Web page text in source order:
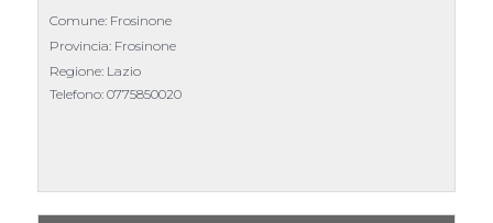
Comune: Frosinone
Provincia: Frosinone
Regione: Lazio
Telefono: 0775850020